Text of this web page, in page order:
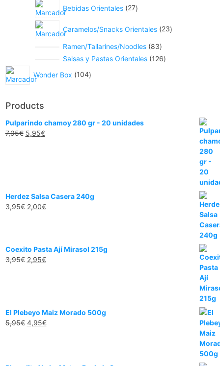
Bebidas Orientales 27
Caramelos/Snacks Orientales 23
Ramen/Tallarines/Noodles 83
Salsas y Pastas Orientales 126
Wonder Box 104
Products
Pulparindo chamoy 280 gr - 20 unidades
7,95€ 5,95€
Herdez Salsa Casera 240g
3,95€ 2,00€
Coexito Pasta Ají Mirasol 215g
3,95€ 2,95€
El Plebeyo Maiz Morado 500g
5,95€ 4,95€